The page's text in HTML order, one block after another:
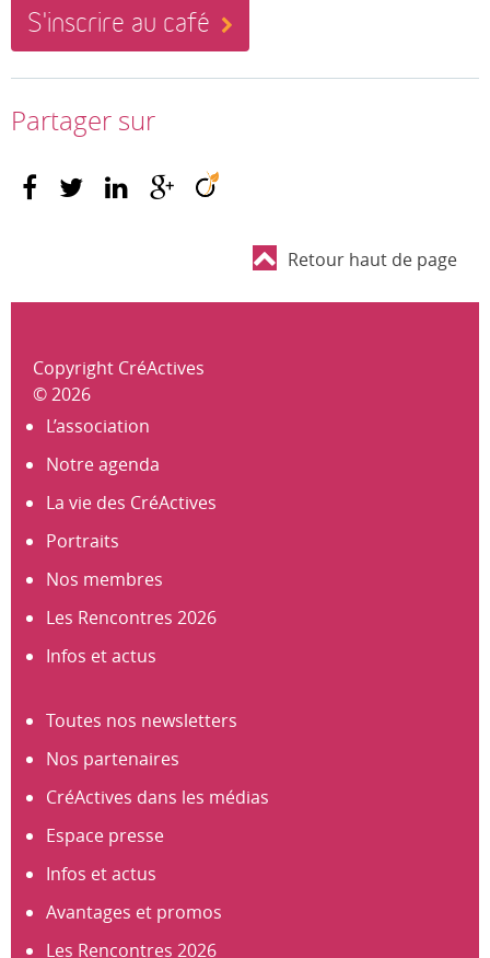
S'inscrire au café
Partager sur
Retour haut de page
Copyright CréActives
© 2026
L’association
Notre agenda
La vie des CréActives
Portraits
Nos membres
Les Rencontres 2026
Infos et actus
Toutes nos newsletters
Nos partenaires
CréActives dans les médias
Espace presse
Infos et actus
Avantages et promos
Les Rencontres 2026